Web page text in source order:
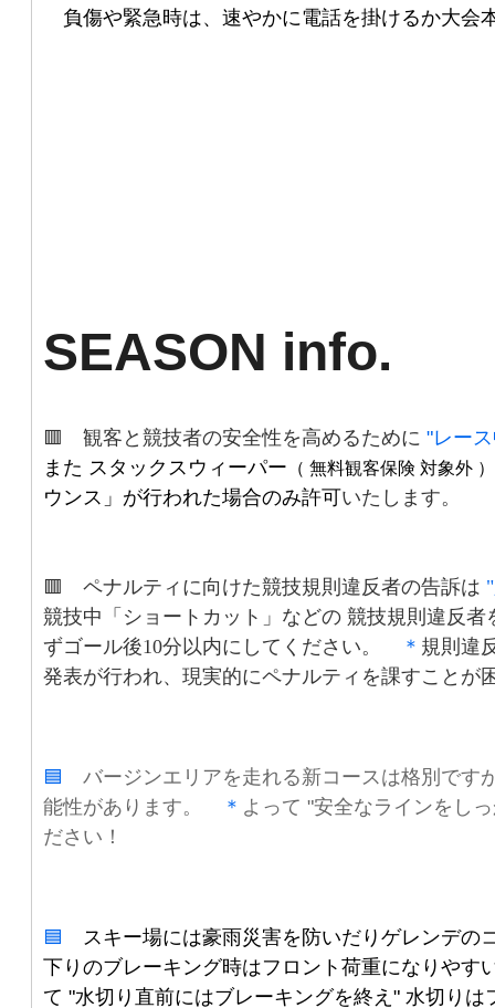
負傷や緊急時は、速やかに電話を掛けるか大会
SEASON info.
🟥 観客と競技者の安全性を高めるために "レー
また スタックスウィーパー （ 無料観客保険 対象外 ）
ウンス」が行われた場合のみ許可いたします。
🟥 ペナルティに向けた競技規則違反者の告訴は
競技中「ショートカット」などの 競技規則違反
ずゴール後10分以内にしてください。
＊ 規則違
発表が行われ、現実的にペナルティを課すことが
🟦
バージンエリアを走れる新コースは格別です
能性があります。
＊ よって "安全なラインをし
ださい！
🟦 スキー場には豪雨災害を防いだりゲレンデの
下りのブレーキング時はフロント荷重になりや
て "水切り直前にはブレーキングを終え" 水切り